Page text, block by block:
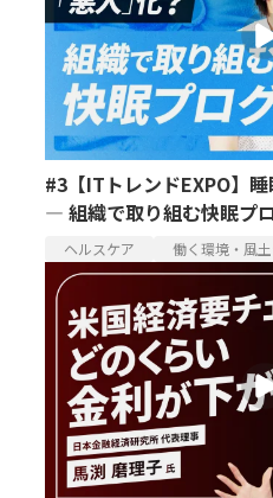
#3【ITトレンドEXPO】
— 組織で取り組む快眠プ
ヘルスケア 働く環境・風